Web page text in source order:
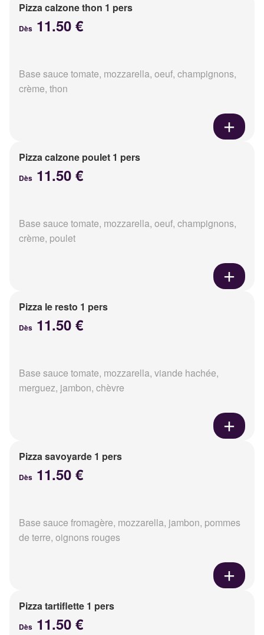
Pizza calzone thon 1 pers
Dès 11.50 €
Base sauce tomate, mozzarella, oeuf, champignons,
crème, thon
Pizza calzone poulet 1 pers
Dès 11.50 €
Base sauce tomate, mozzarella, oeuf, champignons,
crème, poulet
Pizza le resto 1 pers
Dès 11.50 €
Base sauce tomate, mozzarella, viande hachée,
merguez, jambon, chèvre
Pizza savoyarde 1 pers
Dès 11.50 €
Base sauce fromagère, mozzarella, jambon, pommes
de terre, oignons rouges
Pizza tartiflette 1 pers
Dès 11.50 €